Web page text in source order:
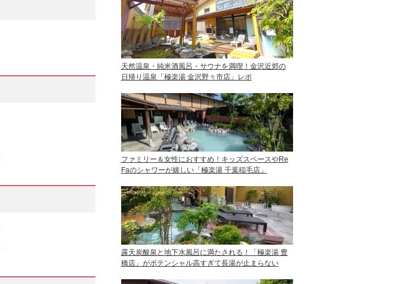
天然温泉・純米酒風呂・サウナを満喫！金沢近郊の
日帰り温泉「極楽湯 金沢野々市店」レポ
ファミリー＆女性におすすめ！キッズスペースやRe
Faのシャワーが嬉しい「極楽湯 千葉稲毛店」
露天炭酸泉と地下水風呂に満たされる！「極楽湯 豊
橋店」がポテンシャル高すぎて長湯が止まらない